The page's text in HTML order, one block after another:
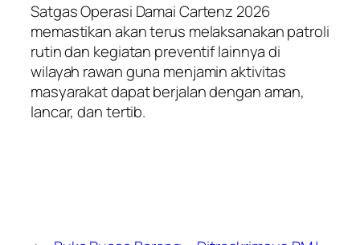
Satgas Operasi Damai Cartenz 2026
memastikan akan terus melaksanakan patroli
rutin dan kegiatan preventif lainnya di
wilayah rawan guna menjamin aktivitas
masyarakat dapat berjalan dengan aman,
lancar, dan tertib.